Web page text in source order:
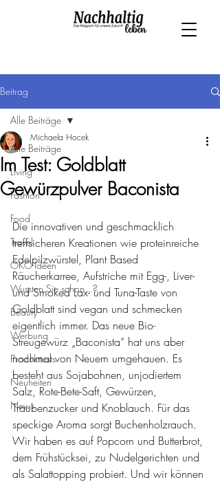
Beitrag
Alle Beiträge
Living
Fashion
Food
Travel
ÖKO-Ideen
Wussten Sie schon...?
Beauty
Werbung
Produkttests
Neuheiten
News
Alle Beiträge
Im Test: Goldblatt
Gewürzpulver Baconista
Michaela Hocek
Die innovativen und geschmacklich
treffsicheren Kreationen wie proteinreiche
Edelpilzwürstel, Plant Based
Räucherkarree, Aufstriche mit Egg-, Liver-
und Smoked Lax- und Tuna-Taste von
Goldblatt sind vegan und schmecken
eigentlich immer. Das neue Bio-
Streugewürz „Baconista“ hat uns aber
nochmal von Neuem umgehauen. Es
besteht aus Sojabohnen, unjodiertem
Salz, Rote-Bete-Saft, Gewürzen,
Traubenzucker und Knoblauch. Für das
speckige Aroma sorgt Buchenholzrauch.
Wir haben es auf Popcorn und Butterbrot,
dem Frühstücksei, zu Nudelgerichten und
als Salattopping probiert. Und wir können